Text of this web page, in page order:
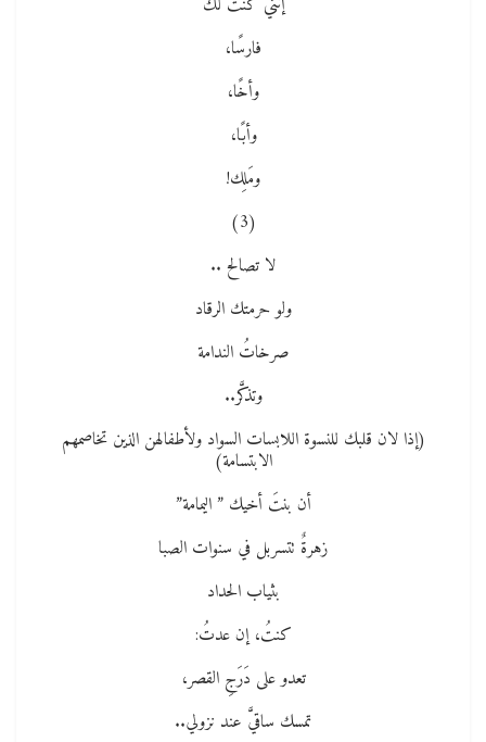
فارسًا،
وأخًا،
وأبًا،
ومَلِك!
(3)
لا تصالح ..
ولو حرمتك الرقاد
صرخاتُ الندامة
وتذكَّر..
(إذا لان قلبك للنسوة اللابسات السواد ولأطفالهن الذين تخاصمهم
الابتسامة)
أن بنتَ أخيك ” اليمامة”
زهرةٌ تتسربل في سنوات الصبا
بثياب الحداد
كنتُ، إن عدتُ:
تعدو على دَرَجِ القصر،
تمسك ساقيَّ عند نزولي..